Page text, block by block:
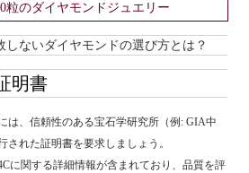
粒のダイヤモンドジュエリー
しないダイヤモンドの選び方とは？
明書
は、信頼性のある宝石学研究所（例: GIA中
された証明書を要求しましょう。
に関する詳細情報が含まれており、品質を評